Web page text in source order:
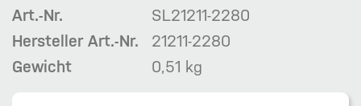
Art.-Nr.
SL21211-2280
Hersteller Art.-Nr.
21211-2280
Gewicht
0,51 kg